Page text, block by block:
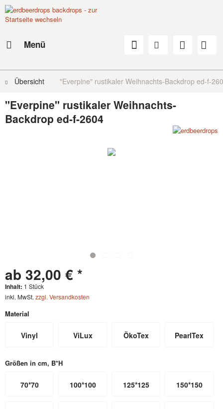
Menü
Übersicht "Everpine" rustikaler Weihnachts-Backdrop ed-f-
"Everpine" rustikaler Weihnachts-
Backdrop ed-f-2604
ab 32,00 € *
Inhalt: 1 Stück
inkl. MwSt. zzgl. Versandkosten
Material
Vinyl ViLux ÖkoTex PearlTex
Größen in cm, B*H
70*70 100*100 125*125 150*150